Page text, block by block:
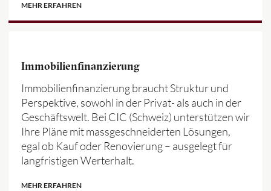
MEHR ERFAHREN
Immobilienfinanzierung
Immobilienfinanzierung braucht Struktur und
Perspektive, sowohl in der Privat- als auch in der
Geschäftswelt. Bei CIC (Schweiz) unterstützen wir
Ihre Pläne mit massgeschneiderten Lösungen,
egal ob Kauf oder Renovierung – ausgelegt für
langfristigen Werterhalt.
MEHR ERFAHREN